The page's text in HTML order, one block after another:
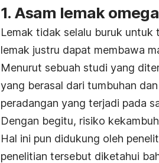
1. Asam lemak
Lemak tidak selalu buruk untuk
lemak justru dapat membawa
Menurut sebuah studi yang
yang berasal dari tumbuhan
peradangan yang terjadi pada
Dengan begitu, risiko
Hal ini pun didukung oleh
penelitian tersebut diketahui